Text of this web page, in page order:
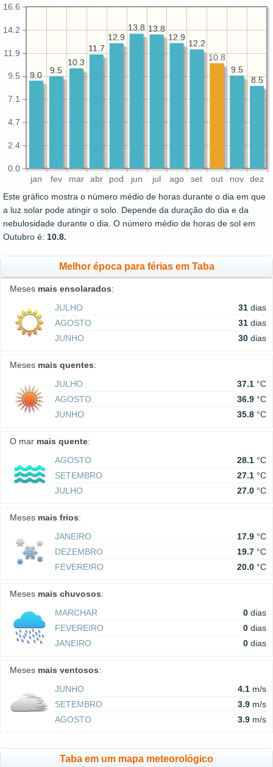
jan fev mar abr pod jun jul ago set out nov dez
0.0
2.4
4.7
7.1
9.5
11.9
14.2
16.6
8.5
9.5
12.2
12.9
13.8
13.8
12.9
11.7
10.3
9.5
9.0
8.5
9.5
10.8
12.2
12.9
13.8
13.8
12.9
11.7
10.3
9.5
9.0
Este gráfico mostra o número médio de horas durante o dia em que
a luz solar pode atingir o solo. Depende da duração do dia e da
nebulosidade durante o dia. O número médio de horas de sol em
Outubro é: 10.8.
Melhor época para férias em Taba
Meses mais ensolarados:
JULHO
31 dias
AGOSTO
31 dias
JUNHO
30 dias
Meses mais quentes:
JULHO
37.1 °C
AGOSTO
36.9 °C
JUNHO
35.8 °C
O mar mais quente:
AGOSTO
28.1 °C
SETEMBRO
27.1 °C
JULHO
27.0 °C
Meses mais frios:
JANEIRO
17.9 °C
DEZEMBRO
19.7 °C
FEVEREIRO
20.0 °C
Meses mais chuvosos:
MARCHAR
0 dias
FEVEREIRO
0 dias
JANEIRO
0 dias
Meses mais ventosos:
JUNHO
4.1 m/s
SETEMBRO
3.9 m/s
AGOSTO
3.9 m/s
Taba em um mapa meteorológico